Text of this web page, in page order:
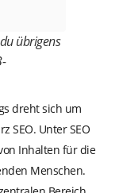
übrigens
dreht sich um
SEO. Unter SEO
Inhalten für die
Menschen.